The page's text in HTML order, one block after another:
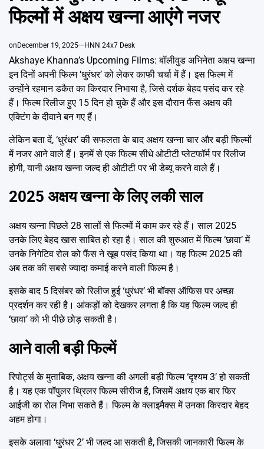
फिल्मों में अक्षय खन्ना आएंगे नजर
onDecember 19, 2025 HNN 24x7 Desk
Akshaye Khanna’s Upcoming Films: बॉलीवुड अभिनेता अक्षय खन्ना
इन दिनों अपनी फिल्म ‘धुरंधर’ को लेकर काफी चर्चा में हैं। इस फिल्म में
उन्होंने रहमान डकैत का किरदार निभाया है, जिसे दर्शक बेहद पसंद कर रहे
हैं। फिल्म रिलीज हुए 15 दिन हो चुके हैं और इस दौरान फैंस अक्षय की
एक्टिंग के दीवाने बन गए हैं।
लेकिन बता दें, ‘धुरंधर’ की सफलता के बाद अक्षय खन्ना चार और बड़ी फिल्मों
में नजर आने वाले हैं। इनमें से एक फिल्म सीधे ओटीटी प्लेटफॉर्म पर रिलीज
होगी, यानी अक्षय खन्ना जल्द ही ओटीटी पर भी डेब्यू करने वाले हैं।
2025 अक्षय खन्ना के लिए लकी साल
अक्षय खन्ना पिछले 28 सालों से फिल्मों में काम कर रहे हैं। साल 2025
उनके लिए बेहद खास साबित हो रहा है। साल की शुरुआत में फिल्म ‘छावा’ में
उनके निगेटिव रोल को फैंस ने खूब पसंद किया था। यह फिल्म 2025 की
अब तक की सबसे ज्यादा कमाई करने वाली फिल्म है।
इसके बाद 5 दिसंबर को रिलीज हुई ‘धुरंधर’ भी बॉक्स ऑफिस पर अच्छा
प्रदर्शन कर रही है। आंकड़ों को देखकर लगता है कि यह फिल्म जल्द ही
‘छावा’ को भी पीछे छोड़ सकती है।
आने वाली बड़ी फिल्में
रिपोर्ट्स के मुताबिक, अक्षय खन्ना की अगली बड़ी फिल्म ‘दृश्यम 3’ हो सकती
है। यह एक पॉपुलर थ्रिलर फिल्म सीरीज है, जिसमें अक्षय एक बार फिर
आईजी का रोल निभा सकते हैं। फिल्म के क्लाइमैक्स में उनका किरदार बेहद
अहम होगा।
इसके अलावा ‘धुरंधर 2’ भी जल्द आ सकती है, जिसकी जानकारी फिल्म के